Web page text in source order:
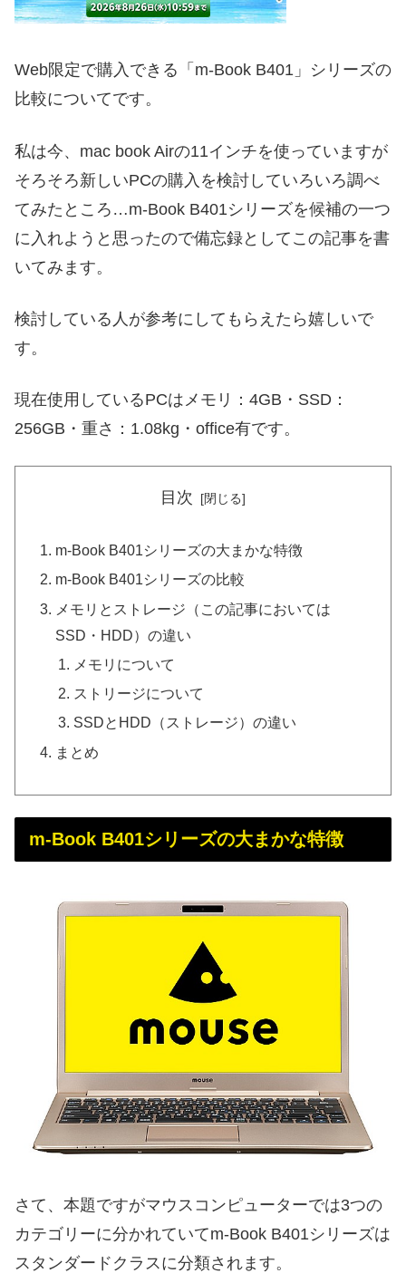
Web限定で購入できる「m-Book B401」シリーズの
比較についてです。
私は今、mac book Airの11インチを使っていますが
そろそろ新しいPCの購入を検討していろいろ調べ
てみたところ…m-Book B401シリーズを候補の一つ
に入れようと思ったので備忘録としてこの記事を書
いてみます。
検討している人が参考にしてもらえたら嬉しいで
す。
現在使用しているPCはメモリ：4GB・SSD：
256GB・重さ：1.08kg・office有です。
目次
m-Book B401シリーズの大まかな特徴
m-Book B401シリーズの比較
メモリとストレージ（この記事においては
SSD・HDD）の違い
メモリについて
ストリージについて
SSDとHDD（ストレージ）の違い
まとめ
m-Book B401シリーズの大まかな特徴
さて、本題ですがマウスコンピューターでは3つの
カテゴリーに分かれていてm-Book B401シリーズは
スタンダードクラスに分類されます。